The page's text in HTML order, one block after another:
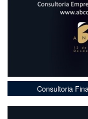
Consultoria